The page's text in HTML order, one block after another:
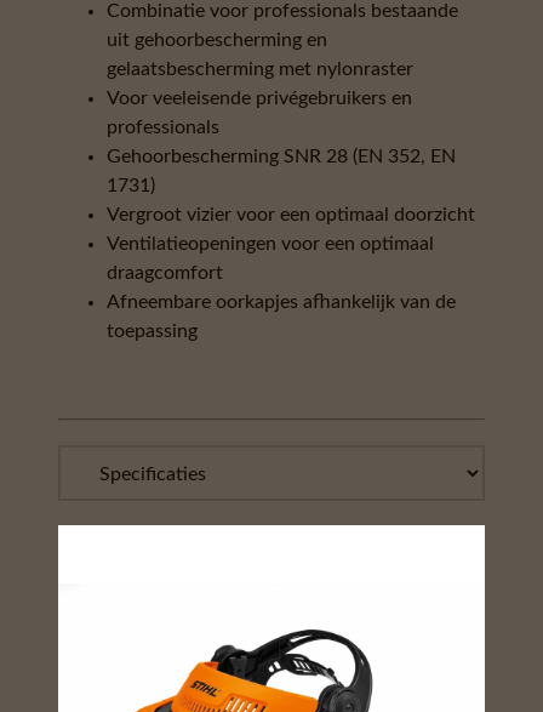
Combinatie voor professionals bestaande
uit gehoorbescherming en
gelaatsbescherming met nylonraster
Voor veeleisende privégebruikers en
professionals
Gehoorbescherming SNR 28 (EN 352, EN
1731)
Vergroot vizier voor een optimaal doorzicht
Ventilatieopeningen voor een optimaal
draagcomfort
Afneembare oorkapjes afhankelijk van de
toepassing